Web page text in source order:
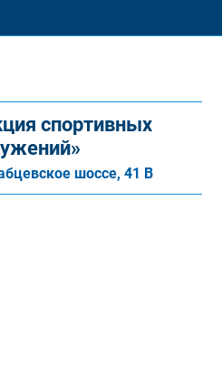
спортивных
шоссе, 41 В